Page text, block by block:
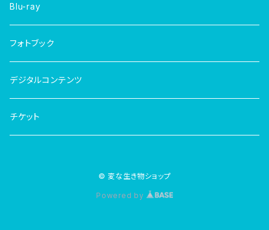
写真集
Blu-ray
フォトブック
デジタルコンテンツ
チケット
© 変な生き物ショップ
Powered by